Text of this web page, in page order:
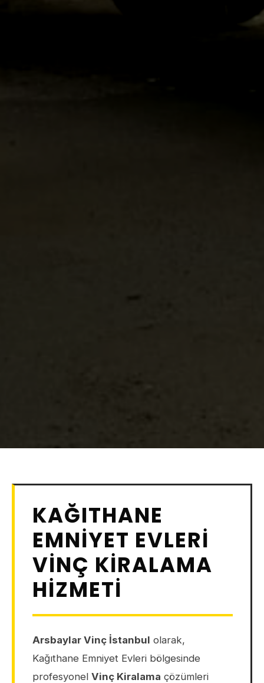
KAĞITHANE
EMNIYET EVLERI
VINÇ KIRALAMA
HIZMETI
Arsbaylar Vinç İstanbul olarak,
Kağıthane Emniyet Evleri bölgesinde
profesyonel Vinç Kiralama çözümleri